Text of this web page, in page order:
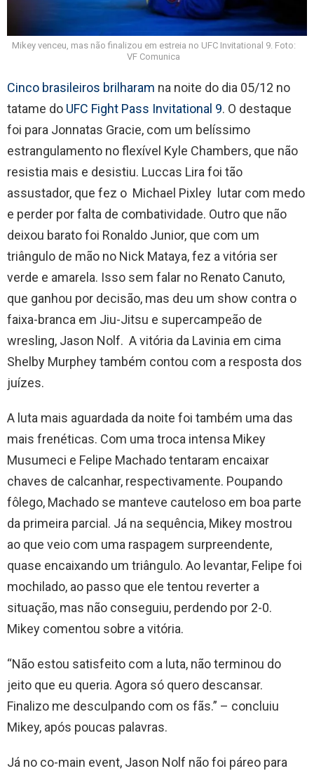
Mikey venceu, mas não finalizou em estreia no UFC Invitational 9. Foto:
VF Comunica
Cinco brasileiros brilharam na noite do dia 05/12 no
tatame do UFC Fight Pass Invitational 9. O destaque
foi para Jonnatas Gracie, com um belíssimo
estrangulamento no flexível Kyle Chambers, que não
resistia mais e desistiu. Luccas Lira foi tão
assustador, que fez o Michael Pixley lutar com medo
e perder por falta de combatividade. Outro que não
deixou barato foi Ronaldo Junior, que com um
triângulo de mão no Nick Mataya, fez a vitória ser
verde e amarela. Isso sem falar no Renato Canuto,
que ganhou por decisão, mas deu um show contra o
faixa-branca em Jiu-Jitsu e supercampeão de
wresling, Jason Nolf. A vitória da Lavinia em cima
Shelby Murphey também contou com a resposta dos
juízes.
A luta mais aguardada da noite foi também uma das
mais frenéticas. Com uma troca intensa Mikey
Musumeci e Felipe Machado tentaram encaixar
chaves de calcanhar, respectivamente. Poupando
fôlego, Machado se manteve cauteloso em boa parte
da primeira parcial. Já na sequência, Mikey mostrou
ao que veio com uma raspagem surpreendente,
quase encaixando um triângulo. Ao levantar, Felipe foi
mochilado, ao passo que ele tentou reverter a
situação, mas não conseguiu, perdendo por 2-0.
Mikey comentou sobre a vitória.
“Não estou satisfeito com a luta, não terminou do
jeito que eu queria. Agora só quero descansar.
Finalizo me desculpando com os fãs.” – concluiu
Mikey, após poucas palavras.
Já no co-main event, Jason Nolf não foi páreo para